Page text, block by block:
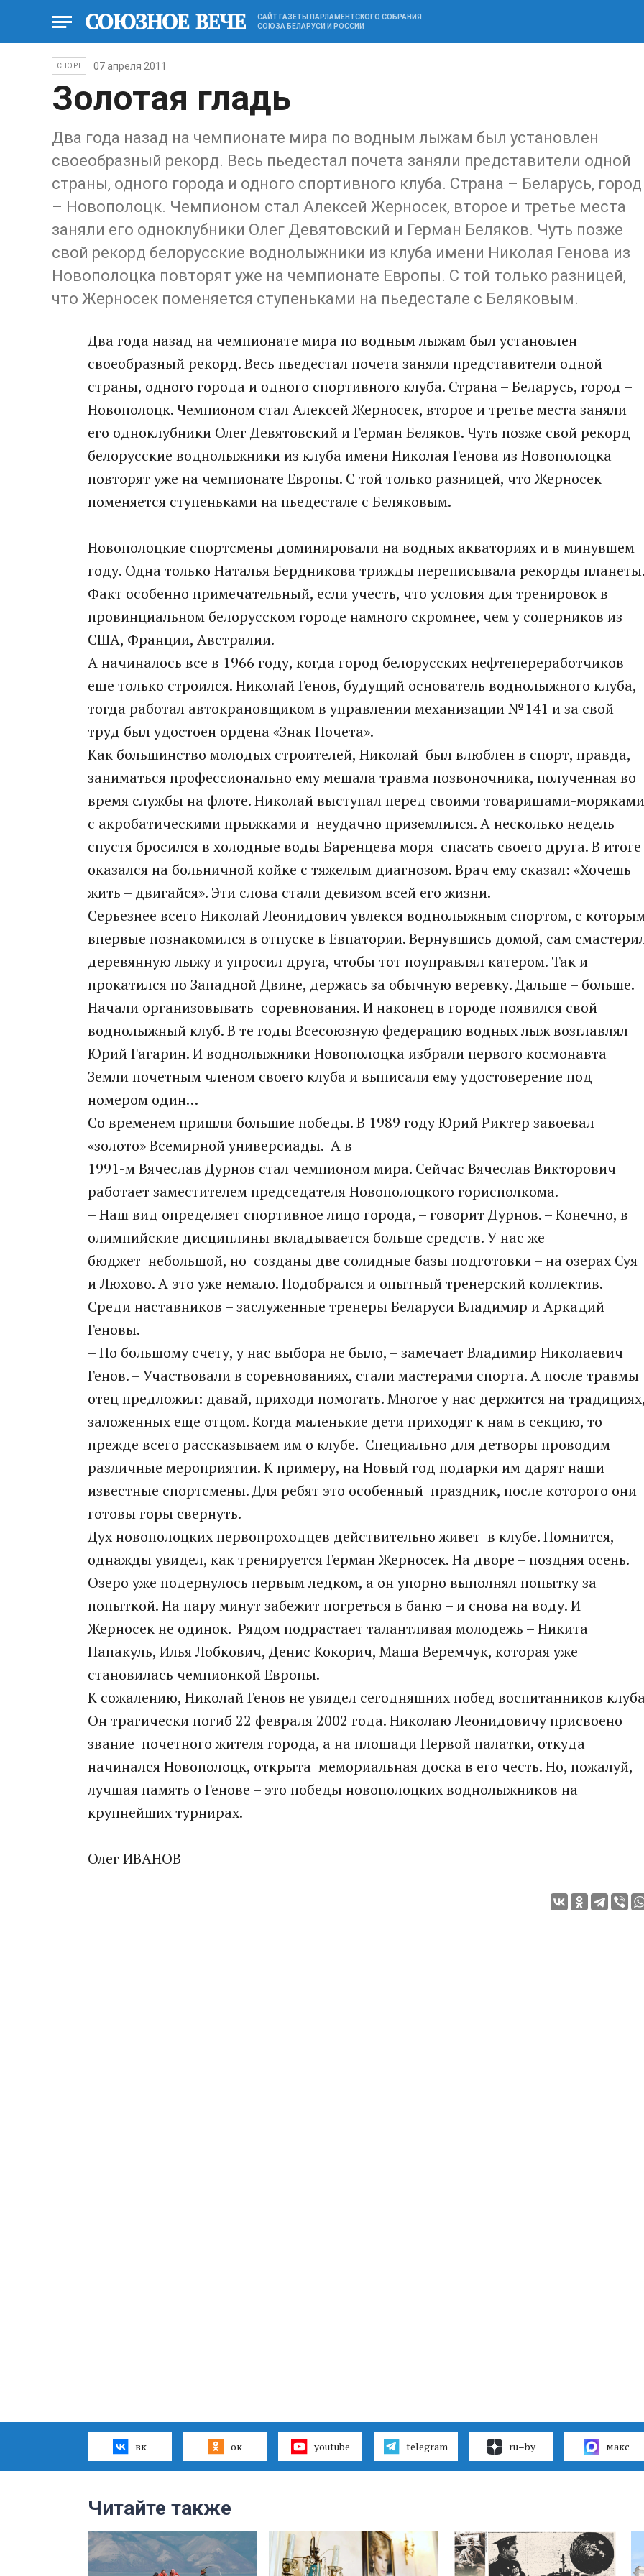
САЙТ ГАЗЕТЫ ПАРЛАМЕНТСКОГО СОБРАНИЯ
СОЮЗА БЕЛАРУСИ И РОССИИ
СПОРТ 07 апреля 2011
Золотая гладь
Два года назад на чемпионате мира по водным лыжам был установлен
своеобразный рекорд. Весь пьедестал почета заняли представители одной
страны, одного города и одного спортивного клуба. Страна – Беларусь, город
– Новополоцк. Чемпионом стал Алексей Жерносек, второе и третье места
заняли его одноклубники Олег Девятовский и Герман Беляков. Чуть позже
свой рекорд белорусские воднолыжники из клуба имени Николая Генова из
Новополоцка повторят уже на чемпионате Европы. С той только разницей,
что Жерносек поменяется ступеньками на пьедестале с Беляковым.
Два года назад на чемпионате мира по водным лыжам был установлен
своеобразный рекорд. Весь пьедестал почета заняли представители одной
страны, одного города и одного спортивного клуба. Страна – Беларусь, город –
Новополоцк. Чемпионом стал Алексей Жерносек, второе и третье места заняли
его одноклубники Олег Девятовский и Герман Беляков. Чуть позже свой рекорд
белорусские воднолыжники из клуба имени Николая Генова из Новополоцка
повторят уже на чемпионате Европы. С той только разницей, что Жерносек
поменяется ступеньками на пьедестале с Беляковым.
Новополоцкие спортсмены доминировали на водных акваториях и в минувшем
году. Одна только Наталья Бердникова трижды переписывала рекорды планеты.
Факт особенно примечательный, если учесть, что условия для тренировок в
провинциальном белорусском городе намного скромнее, чем у соперников из
США, Франции, Австралии.
А начиналось все в 1966 году, когда город белорусских нефтепереработчиков
еще только строился. Николай Генов, будущий основатель воднолыжного клуба,
тогда работал автокрановщиком в управлении механизации №141 и за свой
труд был удостоен ордена «Знак Почета».
Как большинство молодых строителей, Николай был влюблен в спорт, правда,
заниматься профессионально ему мешала травма позвоночника, полученная во
время службы на флоте. Николай выступал перед своими товарищами-моряками
с акробатическими прыжками и неудачно приземлился. А несколько недель
спустя бросился в холодные воды Баренцева моря спасать своего друга. В итоге
оказался на больничной койке с тяжелым диагнозом. Врач ему сказал: «Хочешь
жить – двигайся». Эти слова стали девизом всей его жизни.
Серьезнее всего Николай Леонидович увлекся воднолыжным спортом, с
впервые познакомился в отпуске в Евпатории. Вернувшись домой, сам
деревянную лыжу и упросил друга, чтобы тот поуправлял катером. Так и
прокатился по Западной Двине, держась за обычную веревку. Дальше – больше.
Начали организовывать соревнования. И наконец в городе появился свой
воднолыжный клуб. В те годы Всесоюзную федерацию водных лыж возглавлял
Юрий Гагарин. И воднолыжники Новополоцка избрали первого космонавта
Земли почетным членом своего клуба и выписали ему удостоверение под
номером один…
Со временем пришли большие победы. В 1989 году Юрий Риктер завоевал
«золото» Всемирной универсиады. А в
1991-м Вячеслав Дурнов стал чемпионом мира. Сейчас Вячеслав Викторович
работает заместителем председателя Новополоцкого горисполкома.
– Наш вид определяет спортивное лицо города, – говорит Дурнов. – Конечно, в
олимпийские дисциплины вкладывается больше средств. У нас же
бюджет небольшой, но созданы две солидные базы подготовки – на озерах Суя
и Люхово. А это уже немало. Подобрался и опытный тренерский коллектив.
Среди наставников – заслуженные тренеры Беларуси Владимир и Аркадий
Геновы.
– По большому счету, у нас выбора не было, – замечает Владимир Николаевич
Генов. – Участвовали в соревнованиях, стали мастерами спорта. А после травмы
отец предложил: давай, приходи помогать. Многое у нас держится на традициях,
заложенных еще отцом. Когда маленькие дети приходят к нам в секцию, то
прежде всего рассказываем им о клубе. Специально для детворы проводим
различные мероприятии. К примеру, на Новый год подарки им дарят наши
известные спортсмены. Для ребят это особенный праздник, после которого они
готовы горы свернуть.
Дух новополоцких первопроходцев действительно живет в клубе. Помнится,
однажды увидел, как тренируется Герман Жерносек. На дворе – поздняя осень.
Озеро уже подернулось первым ледком, а он упорно выполнял попытку за
попыткой. На пару минут забежит погреться в баню – и снова на воду. И
Жерносек не одинок. Рядом подрастает талантливая молодежь – Никита
Папакуль, Илья Лобкович, Денис Кокорич, Маша Веремчук, которая уже
становилась чемпионкой Европы.
К сожалению, Николай Генов не увидел сегодняшних побед воспитанников
Он трагически погиб 22 февраля 2002 года. Николаю Леонидовичу присвоено
звание почетного жителя города, а на площади Первой палатки, откуда
начинался Новополоцк, открыта мемориальная доска в его честь. Но, пожалуй,
лучшая память о Генове – это победы новополоцких воднолыжников на
крупнейших турнирах.
Олег ИВАНОВ
вк ок youtube telegram ru–by макс
Читайте также